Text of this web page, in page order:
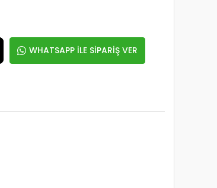
WHATSAPP İLE SİPARİŞ VER